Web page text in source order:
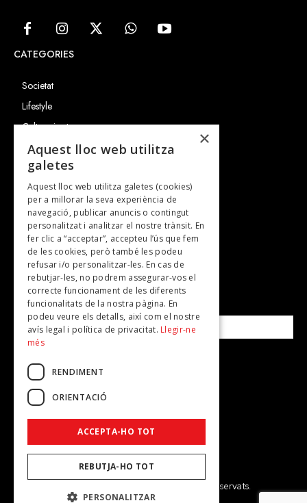
CATEGORIES
Societat
Lifestyle
Cultura i art
Entrevistes
Gastronomia
TV
Plans per fer
Revistes
SUBSCRIU-TE A LA NOSTRA NEWSLETTER!
Correu electrònic*
Accepto lapolítica de privacitat
© 2026 - Dona Secret - Tots els drets reservats.
×
Aquest lloc web utilitza
galetes
Aquest lloc web utilitza galetes (cookies)
per a millorar la seva experiència de
navegació, publicar anuncis o contingut
personalitzat i analitzar el nostre trànsit. En
fer clic a “acceptar”, accepteu l’ús que fem
de les cookies, però també les podeu
refusar i/o personalitzar-les. En cas de
rebutjar-les, no podrem assegurar-vos el
correcte funcionament de les diferents
funcionalitats de la nostra pàgina. En
podeu veure els detalls, així com el nostre
avís legal i política de privacitat. Llegir-ne
més
RENDIMENT
ORIENTACIÓ
ACCEPTA-HO TOT
REBUTJA-HO TOT
PERSONALITZAR